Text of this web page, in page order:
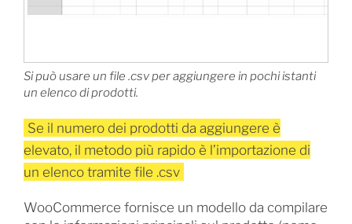
Si può usare un file .csv per aggiungere in pochi istanti
un elenco di prodotti.
Se il numero dei prodotti da aggiungere è
elevato, il metodo più rapido è l’importazione di
un elenco tramite file .csv
WooCommerce fornisce un modello da compilare